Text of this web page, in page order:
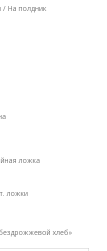
/ На полдник
ложка
ложки
хлеб»